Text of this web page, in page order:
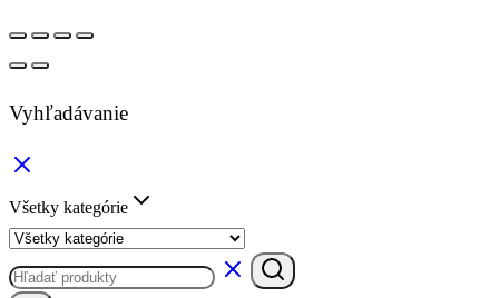
Vyhľadávanie
Všetky kategórie